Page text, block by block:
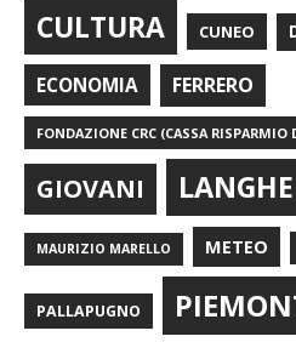
CULTURA CUNEO
ECONOMIA FERRERO
FONDAZIONE CRC (CASSA RISPARMIO
GIOVANI LANGHE
MAURIZIO MARELLO METEO
PALLAPUGNO